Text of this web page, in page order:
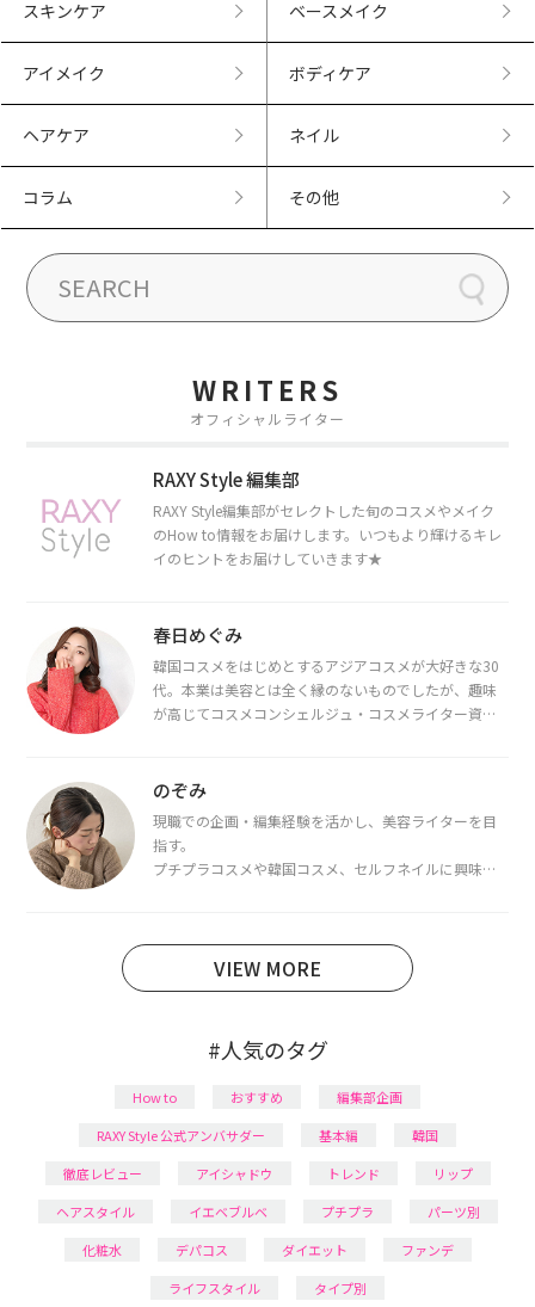
スキンケア ベースメイク
アイメイク ボディケア
ヘアケア ネイル
コラム その他
WRITERS
オフィシャルライター
RAXY Style 編集部
RAXY Style編集部がセレクトした旬のコスメやメイク
のHow to情報をお届けします。いつもより輝けるキレ
イのヒントをお届けしていきます★
春日めぐみ
韓国コスメをはじめとするアジアコスメが大好きな30
代。本業は美容とは全く縁のないものでしたが、趣味
が高じてコスメコンシェルジュ・コスメライター資格
断・骨格診断によるイメージコンサルティングも行っ
のぞみ
現職での企画・編集経験を活かし、美容ライターを目
指す。
プチプラコスメや韓国コスメ、セルフネイルに興味が
日本化粧品検定1級保有。
VIEW MORE
#人気のタグ
How to おすすめ
編集部企画
RAXY Style 公式アンバサダー
基本編
韓国
徹底レビュー
アイシャドウ トレンド
リップ
ヘアスタイル
イエベブルベ プチプラ
パーツ別
化粧水
デパコス ダイエット
ファンデ
ライフスタイル
タイプ別